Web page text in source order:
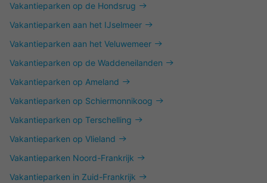
Vakantieparken op de Hondsrug
Vakantieparken aan het IJselmeer
Vakantieparken aan het Veluwemeer
Vakantieparken op de Waddeneilanden
Vakantieparken op Ameland
Vakantieparken op Schiermonnikoog
Vakantieparken op Terschelling
Vakantieparken op Vlieland
Vakantieparken Noord-Frankrijk
Vakantieparken in Zuid-Frankrijk